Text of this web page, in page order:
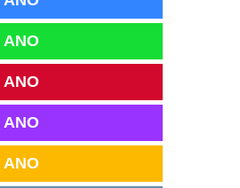
ANO
ANO
ANO
ANO